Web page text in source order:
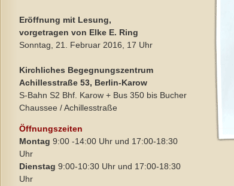
Eröffnung mit Lesung,
vorgetragen von Elke E. Ring
Sonntag, 21. Februar 2016, 17 Uhr
Kirchliches Begegnungszentrum
Achillesstraße 53, Berlin-Karow
S-Bahn S2 Bhf. Karow + Bus 350 bis Bucher
Chaussee / Achillesstraße
Öffnungszeiten
Montag 9:00 -14:00 Uhr und 17:00-18:30
Uhr
Dienstag 9:00-10:30 Uhr und 17:00-18:30
Uhr